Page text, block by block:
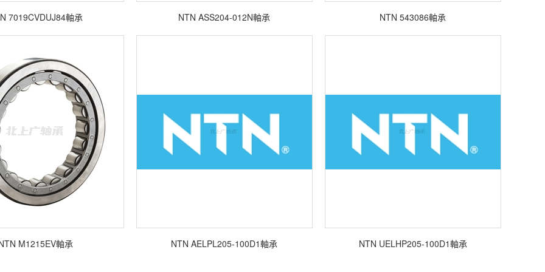
7019CVDUJ84軸承 NTN ASS204-012N軸承 NTN 543086軸承
M1215EV軸承 NTN AELPL205-100D1軸承 NTN UELHP205-100D1軸承